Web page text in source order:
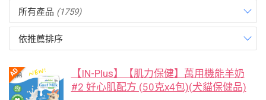
所有產品 (1759)
依推薦排序
【IN-Plus】【肌力保健】萬用機能羊奶
#2 好心肌配方 (50克x4包)(犬貓保健品)